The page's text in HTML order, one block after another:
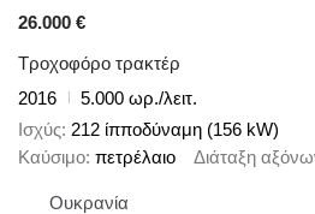
26.000 €
Τροχοφόρο τρακτέρ
2016
5.000 ωρ./λειτ.
Ισχύς 212 ίπποδύναμη (156 kW)
Καύσιμο πετρέλαιο Διάταξη
Ουκρανία